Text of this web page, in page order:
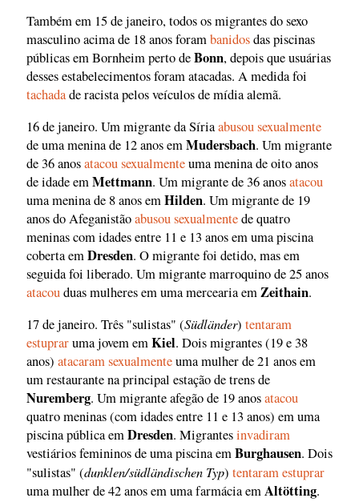
Também em 15 de janeiro, todos os migrantes do sexo
masculino acima de 18 anos forambanidosdas piscinas
públicas em Bornheim perto deBonn, depois que usuárias
desses estabelecimentos foram atacadas. A medida foi
tachadade racista pelos veículos de mídia alemã.
16 de janeiro. Um migrante da Síriaabusou sexualmente
de uma menina de 12 anos emMudersbach. Um migrante
de 36 anosatacou sexualmenteuma menina de oito anos
de idade emMettmann. Um migrante de 36 anosatacou
uma menina de 8 anos emHilden. Um migrante de 19
anos do Afeganistãoabusou sexualmentede quatro
meninas com idades entre 11 e 13 anos em uma piscina
coberta emDresden. O migrante foi detido, mas em
seguida foi liberado. Um migrante marroquino de 25 anos
atacouduas mulheres em uma mercearia emZeithain.
17 de janeiro. Três "sulistas" (Südländer) tentaram
estupraruma jovem emKiel. Dois migrantes (19 e 38
anos) atacaram sexualmenteuma mulher de 21 anos em
um restaurante na principal estação de trens de
Nuremberg. Um migrante afegão de 19 anosatacou
quatro meninas (com idades entre 11 e 13 anos) em uma
piscina pública emDresden. Migrantesinvadiram
vestiários femininos de uma piscina emBurghausen. Dois
"sulistas" (dunklen/südländischen Typ) tentaram estuprar
uma mulher de 42 anos em uma farmácia emAltötting.